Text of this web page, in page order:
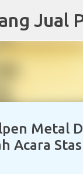
Skip to
Metal
Acara